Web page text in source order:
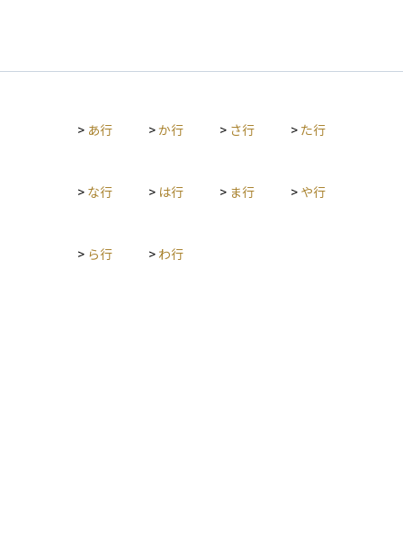
> あ行 >か行 > さ行 > た行
> な行 > は行 > ま行 > や行
> ら行 > わ行